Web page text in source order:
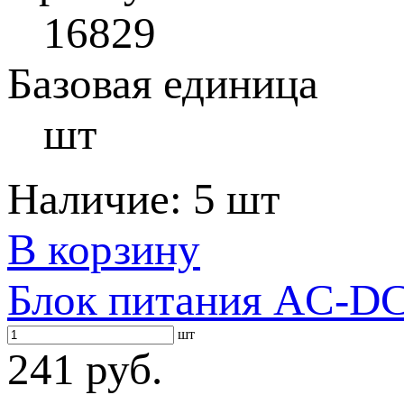
16829
Базовая единица
шт
Наличие: 5 шт
В корзину
Блок питания AC-
шт
241 руб.